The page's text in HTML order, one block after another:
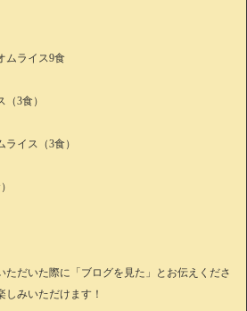
ムライス9食
3食）
イス（3食）
ただいた際に「ブログを見た」とお伝えくださ
みいただけます！